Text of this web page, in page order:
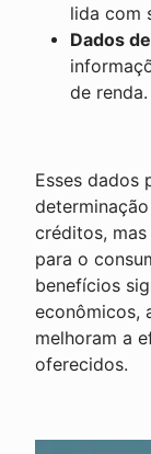
lida com
Dados
de renda.
Esses dados
créditos,
para o
benefícios
econômicos,
melhoram a
oferecidos.